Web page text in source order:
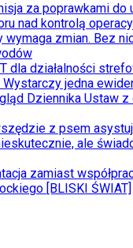
za poprawkami do
nad kontrolą
wymaga zmian. Bez
dla działalności
jedna
Dziennika Ustaw z
z psem
ale
zamiast
[BLISKI ŚWIAT]